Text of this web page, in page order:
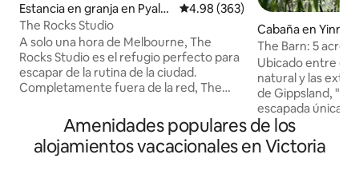
Estancia en granja en Pyalo
ng
Calificación promedio: 4.98 de
4.98 (363)
The Rocks Studio
A solo una hora de Melbourne, The
Rocks Studio es el refugio perfecto para
escapar de la rutina de la ciudad.
Completamente fuera de la red, The
gigantescas rocas de granito en una
propiedad de ovejas de cien acres. Goza
de unas vistas verdaderamente
Cabaña en Yinnar
The Barn: 5 acres
con vistas
Ubicado entre el
natural y las
de Gippsland,
escapada única
naturaleza.
bosque privado
interior, disfruta
Amenidades populares de los
alojamientos vacacionales en Victoria